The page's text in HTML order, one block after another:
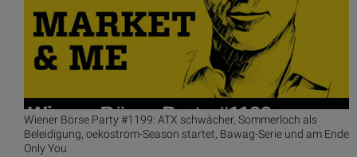
Wiener Börse Party #1199: ATX schwächer, Sommerloch als
Beleidigung, oekostrom-Season startet, Bawag-Serie und am Ende
Only You